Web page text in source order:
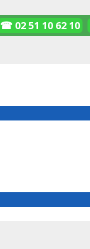
☎ 02 51 10 62 10